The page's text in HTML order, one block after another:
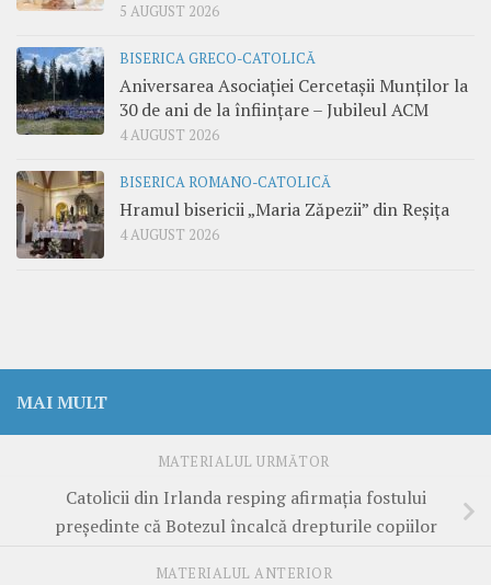
5 AUGUST 2026
BISERICA GRECO-CATOLICĂ
Aniversarea Asociației Cercetașii Munților la
30 de ani de la înființare – Jubileul ACM
4 AUGUST 2026
BISERICA ROMANO-CATOLICĂ
Hramul bisericii „Maria Zăpezii” din Reșița
4 AUGUST 2026
MAI MULT
MATERIALUL URMĂTOR
Catolicii din Irlanda resping afirmația fostului
președinte că Botezul încalcă drepturile copiilor
MATERIALUL ANTERIOR